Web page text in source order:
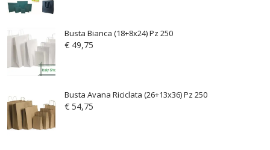
Busta Bianca (18+8x24) Pz 250
€ 49,75
Busta Avana Riciclata (26+13x36) Pz 250
€ 54,75